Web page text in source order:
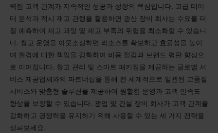
력한 고객 관계가 지속적인 성공과 성장의 핵심입니다. 고급 데이
터 분석과 적시 재고 관행을 활용하면 광산 장비 회사는 수요를 더
잘 예측하여 재고 과잉 및 재고 부족의 위험을 최소화할 수 있습니
다. 창고 운영을 아웃소싱하면 리소스를 확보하고 효율성을 높이
며 환경에 대한 책임을 강화하여 비용 절감과 브랜드 평판 향상으
로 이어집니다. 창고 관리 및 스마트 패키징을 제공하는 글로벌 서
비스 제공업체와의 파트너십을 통해 전 세계적으로 일관된 고품질
서비스와 맞춤형 솔루션을 제공하여 원활한 운영과 고객 만족도
향상을 보장할 수 있습니다. 광업 및 건설 장비 회사가 고객 관계를
강화하고 경쟁력을 유지하기 위해 사용할 수 있는 세 가지 전략을
살펴보세요.